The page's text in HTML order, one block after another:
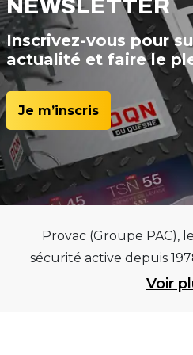
NEWSLETTER
Inscrivez-vous pour
actualité et faire le
Je m’inscris
Provac (Groupe PAC),
sécurité active depuis
équipements pour
Voir